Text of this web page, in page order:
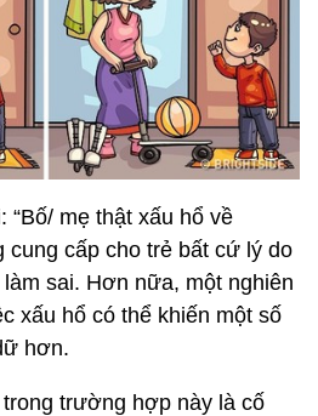
“Bố/ mẹ thật xấu hổ về
cung cấp cho trẻ bất cứ lý do
sai. Hơn nữa, một nghiên
xấu hổ có thể khiến một số
hơn.
trường hợp này là cố